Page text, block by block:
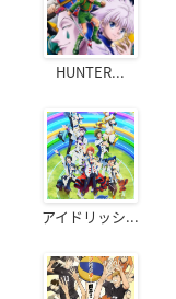
HUNTER...
アイドリッシ...